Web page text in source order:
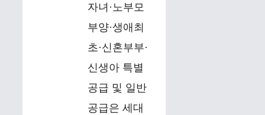
자녀·노부모
부양·생애최
초·신혼부부·
신생아 특별
공급 및 일반
공급은 세대